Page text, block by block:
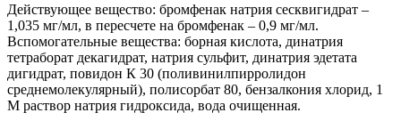
Действующее вещество: бромфенак натрия сесквигидрат –
1,035 мг/мл, в пересчете на бромфенак – 0,9 мг/мл.
Вспомогательные вещества: борная кислота, динатрия
тетраборат декагидрат, натрия сульфит, динатрия эдетата
дигидрат, повидон К 30 (поливинилпирролидон
среднемолекулярный), полисорбат 80, бензалкония хлорид, 1
М раствор натрия гидроксида, вода очищенная.